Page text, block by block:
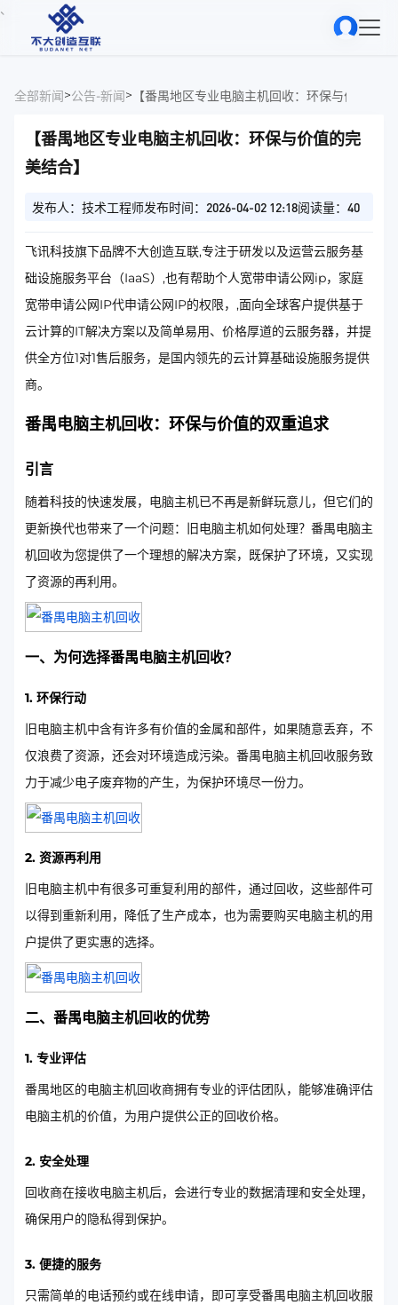
、
全部新闻>公告-新闻> 【番禺地区专业电脑主机回收：环保与价值的
【番禺地区专业电脑主机回收：环保与价值的完
美结合】
发布人：技术工程师发布时间：2026-04-02 12:18阅读量：40
飞讯科技旗下品牌不大创造互联,专注于研发以及运营云服务基
础设施服务平台（IaaS）,也有帮助个人宽带申请公网ip，家庭
宽带申请公网IP代申请公网IP的权限，,面向全球客户提供基于
云计算的IT解决方案以及简单易用、价格厚道的云服务器，并提
供全方位1对1售后服务，是国内领先的云计算基础设施服务提供
商。
番禺电脑主机回收：环保与价值的双重追求
引言
随着科技的快速发展，电脑主机已不再是新鲜玩意儿，但它们的
更新换代也带来了一个问题：旧电脑主机如何处理？番禺电脑主
机回收为您提供了一个理想的解决方案，既保护了环境，又实现
了资源的再利用。
一、为何选择番禺电脑主机回收？
1. 环保行动
旧电脑主机中含有许多有价值的金属和部件，如果随意丢弃，不
仅浪费了资源，还会对环境造成污染。番禺电脑主机回收服务致
力于减少电子废弃物的产生，为保护环境尽一份力。
2. 资源再利用
旧电脑主机中有很多可重复利用的部件，通过回收，这些部件可
以得到重新利用，降低了生产成本，也为需要购买电脑主机的用
户提供了更实惠的选择。
二、番禺电脑主机回收的优势
1. 专业评估
番禺地区的电脑主机回收商拥有专业的评估团队，能够准确评估
电脑主机的价值，为用户提供公正的回收价格。
2. 安全处理
回收商在接收电脑主机后，会进行专业的数据清理和安全处理，
确保用户的隐私得到保护。
3. 便捷的服务
只需简单的电话预约或在线申请，即可享受番禺电脑主机回收服